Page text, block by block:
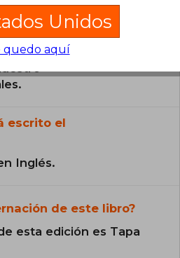
escrito el
Inglés.
de este libro?
esta edición es Tapa
Unidos
quedo aquí